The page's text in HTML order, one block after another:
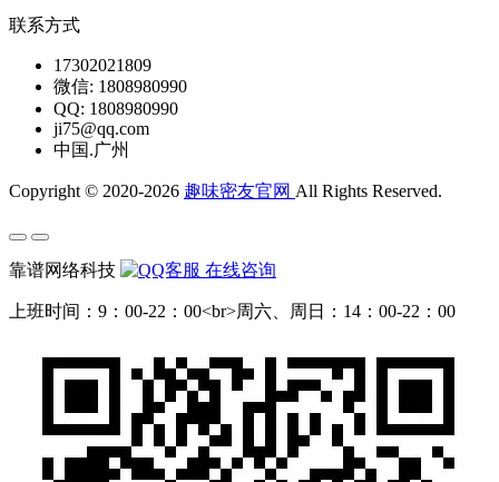
联系方式
17302021809
微信: 1808980990
QQ: 1808980990
ji75@qq.com
中国.广州
Copyright © 2020-2026 趣味密友官网 All Rights Reserved.
靠谱网络科技 在线咨询
上班时间：9：00-22：00<br>周六、周日：14：00-22：00